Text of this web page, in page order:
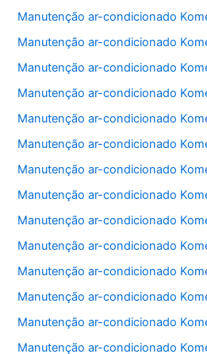
Manutenção ar-condicionado
Manutenção ar-condicionado
Manutenção ar-condicionado
Manutenção ar-condicionado
Manutenção ar-condicionado
Manutenção ar-condicionado
Manutenção ar-condicionado
Manutenção ar-condicionado
Manutenção ar-condicionado
Manutenção ar-condicionado
Manutenção ar-condicionado
Manutenção ar-condicionado
Manutenção ar-condicionado
Manutenção ar-condicionado